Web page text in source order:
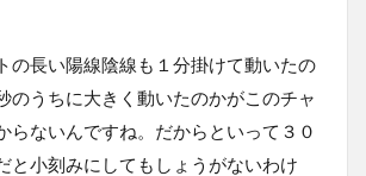
の長い陽線陰線も１分掛けて動いたの
のうちに大きく動いたのかがこのチャ
らないんですね。だからといって３０
と小刻みにしてもしょうがないわけ